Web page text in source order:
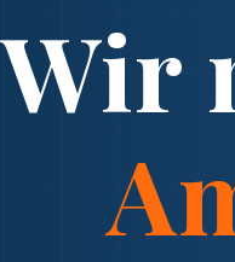
Wir